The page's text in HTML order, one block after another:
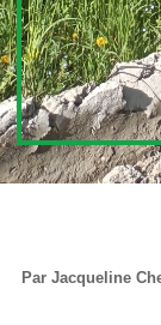
Par Jacqueline